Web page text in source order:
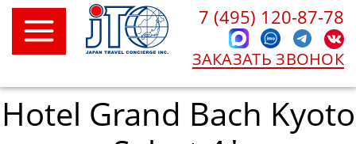
7 (495) 120-87-78
ЗАКАЗАТЬ ЗВОНОК
Hotel Grand Bach Kyoto